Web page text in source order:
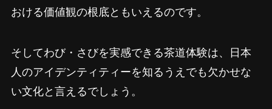
おける価値観の根底ともいえるのです。
そしてわび・さびを実感できる茶道体験は、日本
人のアイデンティティーを知るうえでも欠かせな
い文化と言えるでしょう。